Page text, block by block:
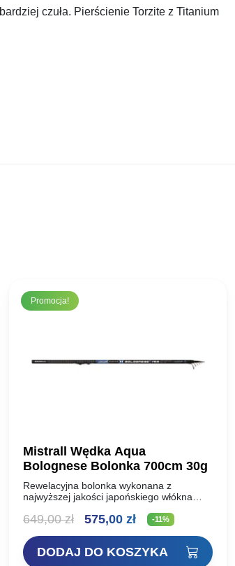
czuła. Pierścienie Torzite z Titanium
Promocja!
Mistrall Wędka Aqua
Bolognese Bolonka 700cm 30g
Rewelacyjna bolonka wykonana z
najwyższej jakości japońskiego włókna
szybkiej akcji, co gwarantuje pewne
antypoślizgowa…
649,00zł
Pierwotna
cena
wynosiła:
575,00 złAktualna
cena
wynosi:
-11%
DODAJ DO KOSZYKA